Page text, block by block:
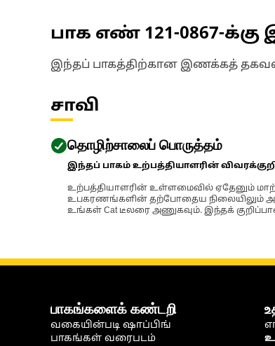
பாக எண் 121-0867-
இந்தப் பாகத்திற்கான இணக்கத்
சாவி
தொழிற்சாலைப் பொருத்தம்
இந்தப் பாகம் உற்பத்தியாளரின்
உற்பத்தியாளரின் உள்ளமைவில் ஏதேனும்
உபகரணங்களின் தற்போதைய நிலையிலும்
உங்கள் Cat டீலரை அணுகவும். இந்தக்
பாகங்களைக் கண்டறி
வகையின்படி ஷாப்பிங்
பாகங்கள் வரைபடம்